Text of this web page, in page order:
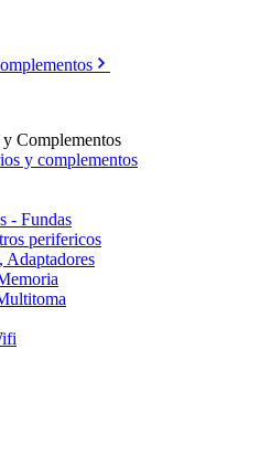
Complementos
y complementos
- Fundas
perifericos
Adaptadores